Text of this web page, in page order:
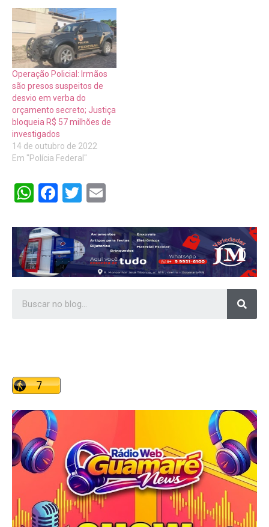
Operação Policial: Irmãos
são presos suspeitos de
desvio em verba do
orçamento secreto; Justiça
bloqueia R$ 57 milhões de
investigados
14 de outubro de 2022
Em "Polícia Federal"
WhatsApp
Facebook
Twitter